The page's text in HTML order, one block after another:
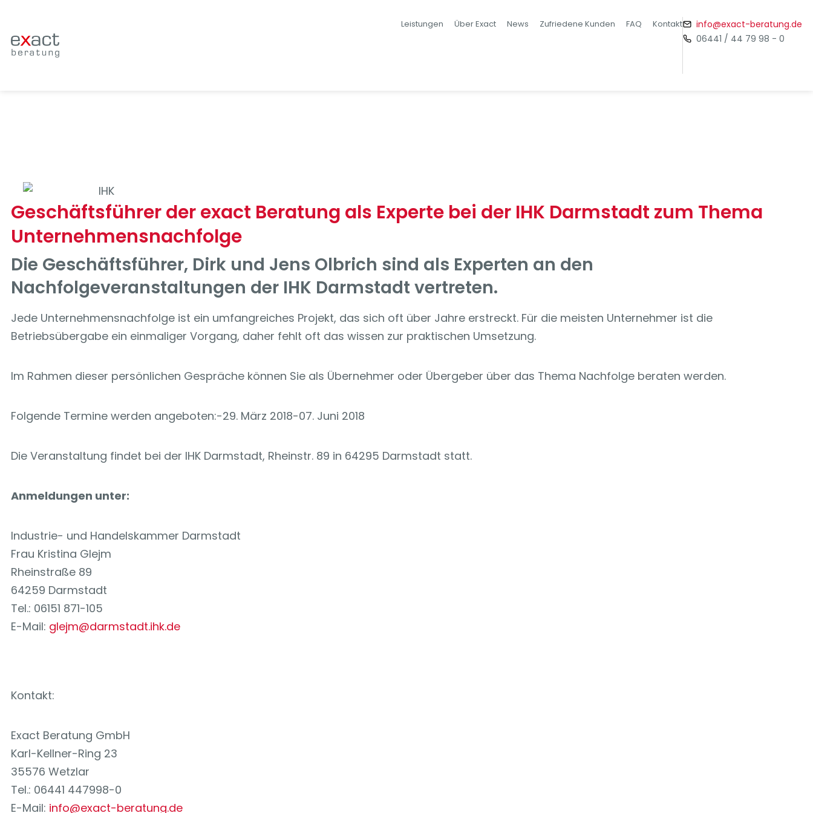
Leistungen Über Exact News Zufriedene Kunden FAQ Kontakt
info@exact-beratung.de
06441 / 44 79 98 - 0
Geschäftsführer der exact Beratung als Experte bei der IHK Darmstadt zum Thema
Unternehmensnachfolge
Die Geschäftsführer, Dirk und Jens Olbrich sind als Experten an den
Nachfolgeveranstaltungen der IHK Darmstadt vertreten.
Jede Unternehmensnachfolge ist ein umfangreiches Projekt, das sich oft über Jahre erstreckt. Für die meisten Unternehmer ist die
Betriebsübergabe ein einmaliger Vorgang, daher fehlt oft das wissen zur praktischen Umsetzung.
Im Rahmen dieser persönlichen Gespräche können Sie als Übernehmer oder Übergeber über das Thema Nachfolge beraten werden.
Folgende Termine werden angeboten:-29. März 2018-07. Juni 2018
Die Veranstaltung findet bei der IHK Darmstadt, Rheinstr. 89 in 64295 Darmstadt statt.
Anmeldungen unter:
Industrie- und Handelskammer Darmstadt
Frau Kristina Glejm
Rheinstraße 89
64259 Darmstadt
Tel.: 06151 871-105
E-Mail: glejm@darmstadt.ihk.de
Kontakt:
Exact Beratung GmbH
Karl-Kellner-Ring 23
35576 Wetzlar
Tel.: 06441 447998-0
E-Mail: info@exact-beratung.de